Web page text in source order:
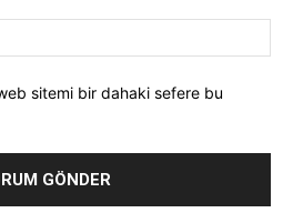
sitemi bir dahaki sefere bu